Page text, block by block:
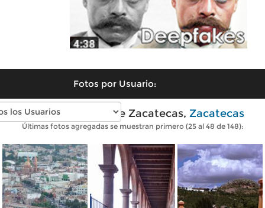
Fotos por Usuario:
Fotos modernas de Zacatecas, Zacatecas
Últimas fotos agregadas se muestran primero (25 al 48 de 148):